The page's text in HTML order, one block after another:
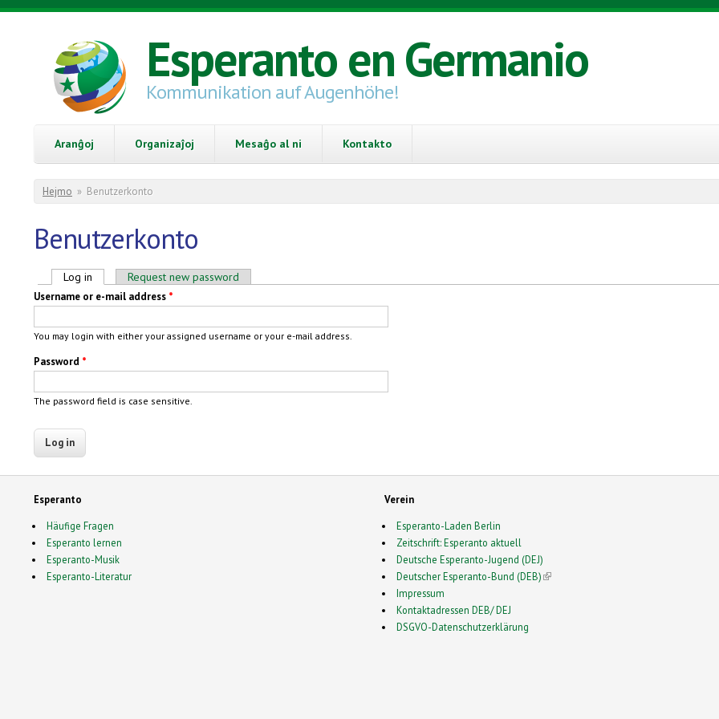
Skip to main content
Esperanto en Germanio
Kommunikation auf Augenhöhe!
Aranĝoj Organizaĵoj Mesaĝo al ni Kontakto
You are here
Hejmo » Benutzerkonto
Benutzerkonto
Primary tabs
Log in (active tab)Request new password
Username or e-mail address *
You may login with either your assigned username or your e-mail address.
Password *
The password field is case sensitive.
Esperanto
Häufige Fragen
Esperanto lernen
Esperanto-Musik
Esperanto-Literatur
Verein
Esperanto-Laden Berlin
Zeitschrift: Esperanto aktuell
Deutsche Esperanto-Jugend (DEJ)
Deutscher Esperanto-Bund (DEB)(link is external)
Impressum
Kontaktadressen DEB/ DEJ
DSGVO-Datenschutzerklärung